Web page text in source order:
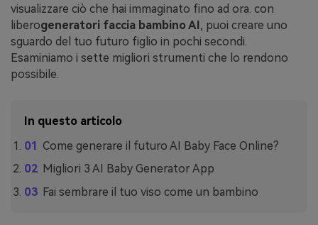
visualizzare ciò che hai immaginato fino ad ora. con
liberogeneratori faccia bambino AI, puoi creare uno
sguardo del tuo futuro figlio in pochi secondi.
Esaminiamo i sette migliori strumenti che lo rendono
possibile.
In questo articolo
Come generare il futuro AI Baby Face Online?
Migliori 3 AI Baby Generator App
Fai sembrare il tuo viso come un bambino